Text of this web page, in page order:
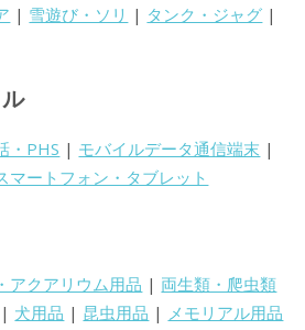
| 雪遊び・ソリ | タンク・ジャグ |
・PHS | モバイルデータ通信端末 |
マートフォン・タブレット
アクアリウム用品 | 両生類・爬虫類
| 犬用品 | 昆虫用品 | メモリアル用品